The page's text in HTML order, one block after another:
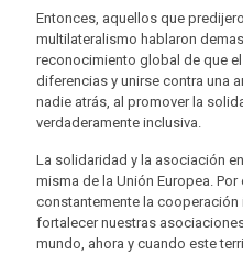
Entonces, aquellos que
multilateralismo hablaron
reconocimiento global de que
diferencias y unirse contra una
nadie atrás, al promover la
verdaderamente inclusiva.
La solidaridad y la asociación
misma de la Unión Europea.
constantemente la cooperación
fortalecer nuestras
mundo, ahora y cuando este